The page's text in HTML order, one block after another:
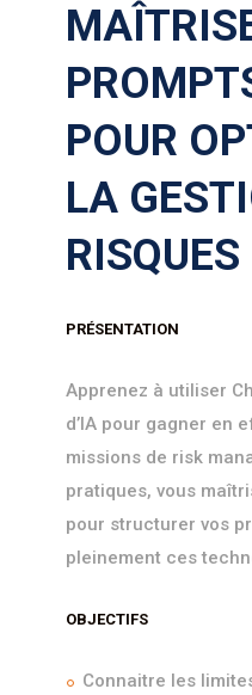
POUR
LA
RISQUES
PRÉSENTATION
Apprenez à utiliser
d’IA pour gagner en
missions de risk
pratiques, vous
pour structurer vos
pleinement ces
OBJECTIFS
Connaitre les